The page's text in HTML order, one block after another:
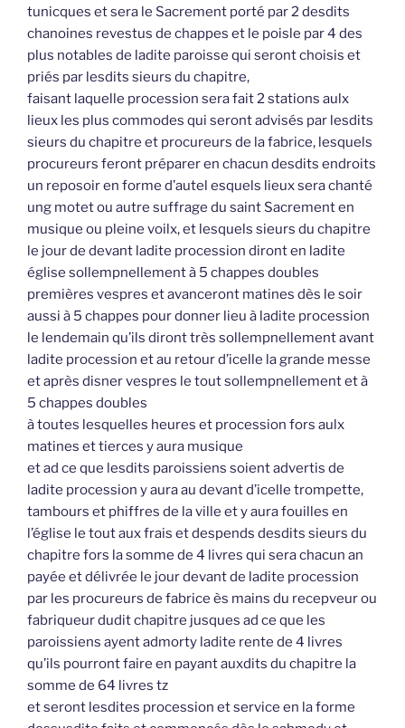
tunicques et sera le Sacrement porté par 2 desdits
chanoines revestus de chappes et le poisle par 4 des
plus notables de ladite paroisse qui seront choisis et
priés par lesdits sieurs du chapitre,
faisant laquelle procession sera fait 2 stations aulx
lieux les plus commodes qui seront advisés par lesdits
sieurs du chapitre et procureurs de la fabrice, lesquels
procureurs feront préparer en chacun desdits endroits
un reposoir en forme d’autel esquels lieux sera chanté
ung motet ou autre suffrage du saint Sacrement en
musique ou pleine voilx, et lesquels sieurs du chapitre
le jour de devant ladite procession diront en ladite
église sollempnellement à 5 chappes doubles
premières vespres et avanceront matines dès le soir
aussi à 5 chappes pour donner lieu à ladite procession
le lendemain qu’ils diront très sollempnellement avant
ladite procession et au retour d’icelle la grande messe
et après disner vespres le tout sollempnellement et à
5 chappes doubles
à toutes lesquelles heures et procession fors aulx
matines et tierces y aura musique
et ad ce que lesdits paroissiens soient advertis de
ladite procession y aura au devant d’icelle trompette,
tambours et phiffres de la ville et y aura fouilles en
l’église le tout aux frais et despends desdits sieurs du
chapitre fors la somme de 4 livres qui sera chacun an
payée et délivrée le jour devant de ladite procession
par les procureurs de fabrice ès mains du recepveur ou
fabriqueur dudit chapitre jusques ad ce que les
paroissiens ayent admorty ladite rente de 4 livres
qu’ils pourront faire en payant auxdits du chapitre la
somme de 64 livres tz
et seront lesdites procession et service en la forme